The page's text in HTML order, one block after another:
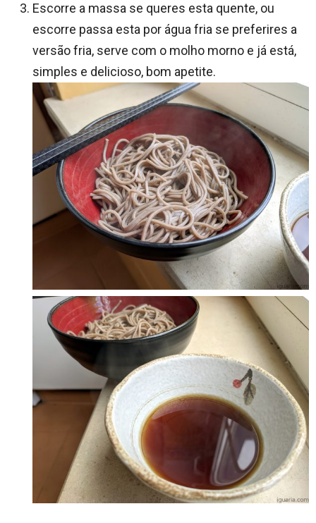
Escorre a massa se queres esta quente, ou
escorre passa esta por água fria se preferires a
versão fria, serve com o molho morno e já está,
simples e delicioso, bom apetite.